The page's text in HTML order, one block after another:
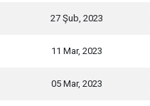
27 Şub, 2023
11 Mar, 2023
05 Mar, 2023